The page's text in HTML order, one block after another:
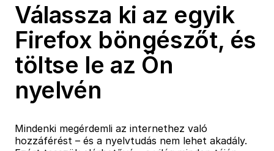
Válassza ki az egyik
Firefox böngészőt, és
töltse le az Ön
nyelvén
Mindenki megérdemli az internethez való
hozzáférést – és a nyelvtudás nem lehet akadály.